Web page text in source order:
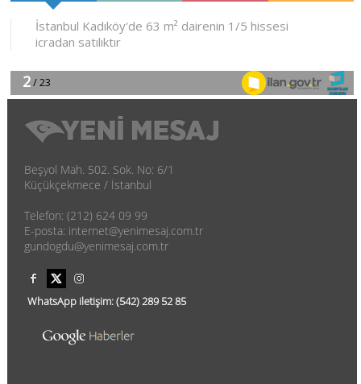
Beşyol Mah. 502. Sok. No: 6/1
Küçükçekmece / İstanbul
Telefon: (212) 624 09 99
E-posta: internet@yenimesaj.com.tr
gundogdu@yenimesaj.com.tr
WhatsApp iletişim:(542)289 52 85